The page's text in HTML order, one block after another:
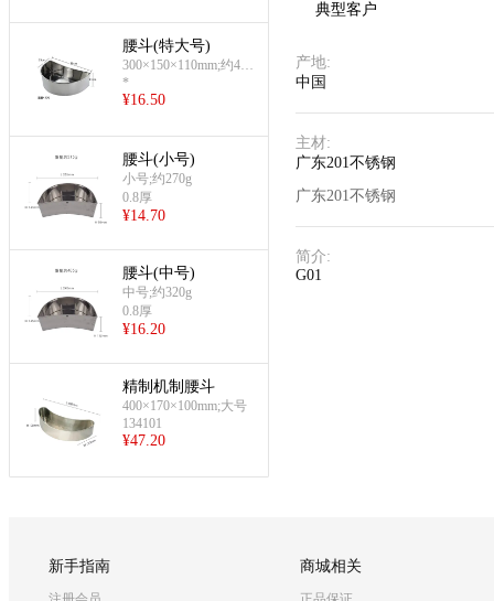
腰斗(特大号)
300×150×110mm;约430
g
*
¥16.50
腰斗(小号)
小号;约270g
0.8厚
¥14.70
腰斗(中号)
中号;约320g
0.8厚
¥16.20
精制机制腰斗
400×170×100mm;大号
134101
¥47.20
典型客户
产地:
中国
主材:
广东201不锈钢
广东201不锈钢
简介:
G01
新手指南 商城相关